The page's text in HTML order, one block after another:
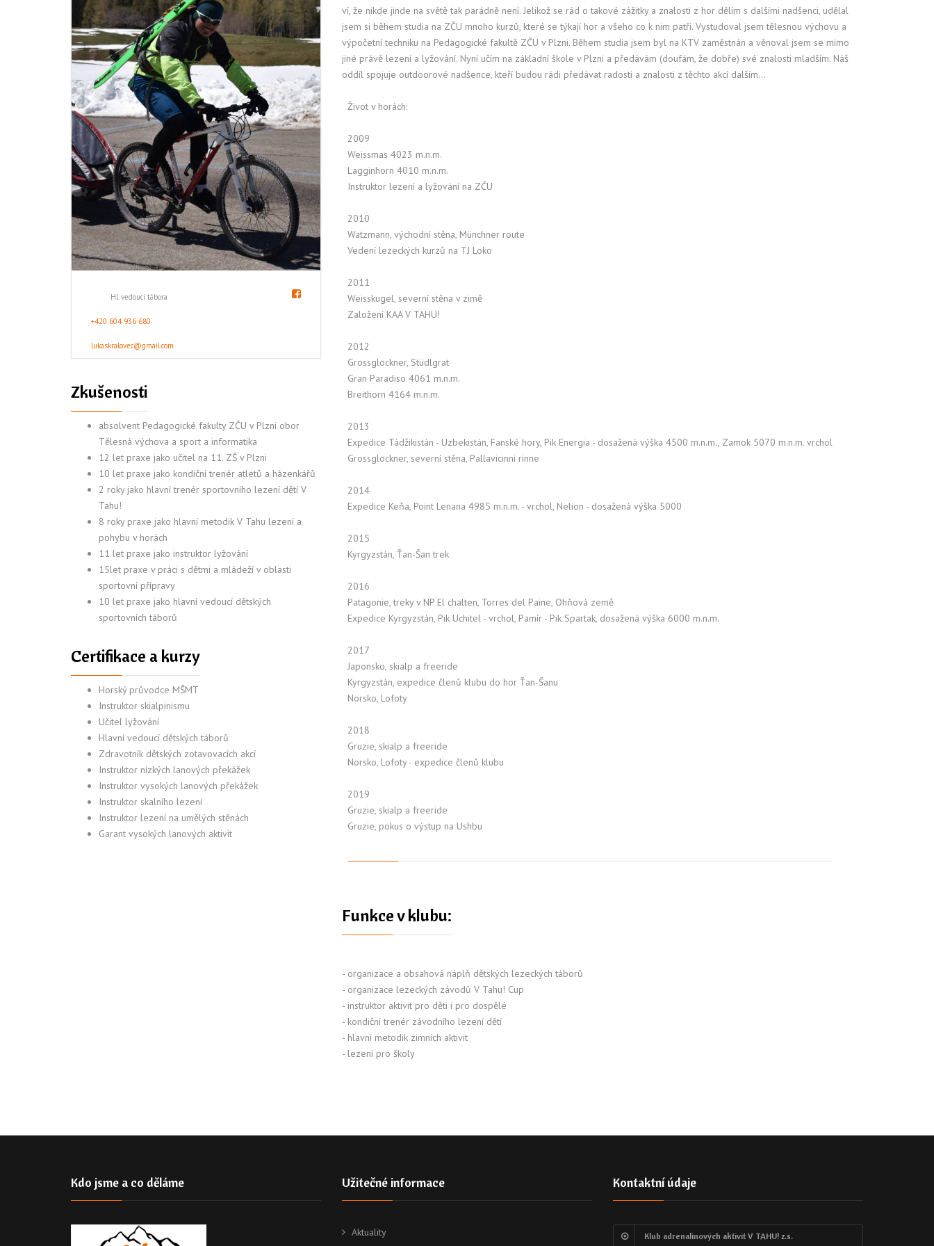
Hl. vedoucí tábora
+420 604 936 680
lukaskralovec@gmail.com
Zkušenosti
absolvent Pedagogické fakulty ZČU v Plzni obor
Tělesná výchova a sport a informatika
12 let praxe jako učitel na 11. ZŠ v Plzni
10 let praxe jako kondiční trenér atletů a házenkářů
2 roky jako hlavní trenér sportovního lezení dětí V
Tahu!
8 roky praxe jako hlavní metodik V Tahu lezení a
pohybu v horách
11 let praxe jako instruktor lyžování
15let praxe v práci s dětmi a mládeží v oblasti
sportovní přípravy
10 let praxe jako hlavní vedoucí dětských
sportovních táborů
Certifikace a kurzy
Horský průvodce MŠMT
Instruktor skialpinismu
Učitel lyžování
Hlavní vedoucí dětských táborů
Zdravotník dětských zotavovacích akcí
Instruktor nízkých lanových překážek
Instruktor vysokých lanových překážek
Instruktor skalního lezení
Instruktor lezení na umělých stěnách
Garant vysokých lanových aktivit
ví, že nikde jinde na světě tak parádně není. Jelikož se rád o takové zážitky a znalosti z hor dělím s dalšími nadšenci, udělal
jsem si během studia na ZČU mnoho kurzů, které se týkají hor a všeho co k nim patří. Vystudoval jsem tělesnou výchovu a
výpočetní techniku na Pedagogické fakultě ZČU v Plzni. Během studia jsem byl na KTV zaměstnán a věnoval jsem se mimo
jiné právě lezení a lyžování. Nyní učím na základní škole v Plzni a předávám (doufám, že dobře) své znalosti mladším. Náš
oddíl spojuje outdoorové nadšence, kteří budou rádi předávat radosti a znalosti z těchto akcí dalším...
Život v horách:
2009
Weissmas 4023 m.n.m.
Lagginhorn 4010 m.n.m.
Instruktor lezení a lyžování na ZČU
2010
Watzmann, východní stěna, Münchner route
Vedení lezeckých kurzů na TJ Loko
2011
Weisskugel, severní stěna v zimě
Založení KAA V TAHU!
2012
Grossglockner, Stüdlgrat
Gran Paradiso 4061 m.n.m.
Breithorn 4164 m.n.m.
2013
Expedice Tádžikistán - Uzbekistán, Fanské hory, Pik Energia - dosažená výška 4500 m.n.m., Zamok 5070 m.n.m. vrchol
Grossglockner, severní stěna, Pallavicinni rinne
2014
Expedice Keňa, Point Lenana 4985 m.n.m. - vrchol, Nelion - dosažená výška 5000
2015
Kyrgyzstán, Ťan-Šan trek
2016
Patagonie, treky v NP El chalten, Torres del Paine, Ohňová země
Expedice Kyrgyzstán, Pik Uchitel - vrchol, Pamír - Pik Spartak, dosažená výška 6000 m.n.m.
2017
Japonsko, skialp a freeride
Kyrgyzstán, expedice členů klubu do hor Ťan-Šanu
Norsko, Lofoty
2018
Gruzie, skialp a freeride
Norsko, Lofoty - expedice členů klubu
2019
Gruzie, skialp a freeride
Gruzie, pokus o výstup na Ushbu
Funkce v klubu:
- organizace a obsahová náplň dětských lezeckých táborů
- organizace lezeckých závodů V Tahu! Cup
- instruktor aktivit pro děti i pro dospělé
- kondiční trenér závodního lezení dětí
- hlavní metodik zimních aktivit
- lezení pro školy
Kdo jsme a co děláme Užitečné informace
Aktuality
Kontaktní údaje
Klub adrenalinových aktivit V TAHU! z.s.